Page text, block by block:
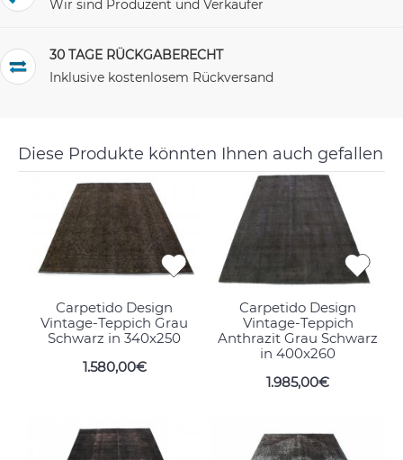
Wir sind Produzent und Verkäufer
30 TAGE RÜCKGABERECHT
Inklusive kostenlosem Rückversand
Diese Produkte könnten Ihnen auch gefallen
Carpetido Design
Vintage-Teppich Grau
Schwarz in 340x250
1.580,00€
Carpetido Design
Vintage-Teppich
Anthrazit Grau Schwarz
in 400x260
1.985,00€